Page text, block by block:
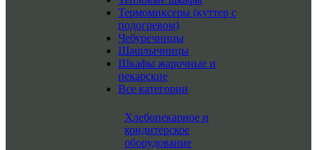
Термомиксеры (куттер с
подогревом)
Чебуречницы
Шашлычницы
Шкафы жарочные и
пекарские
Все категории
Хлебопекарное и
кондитерское
оборудование